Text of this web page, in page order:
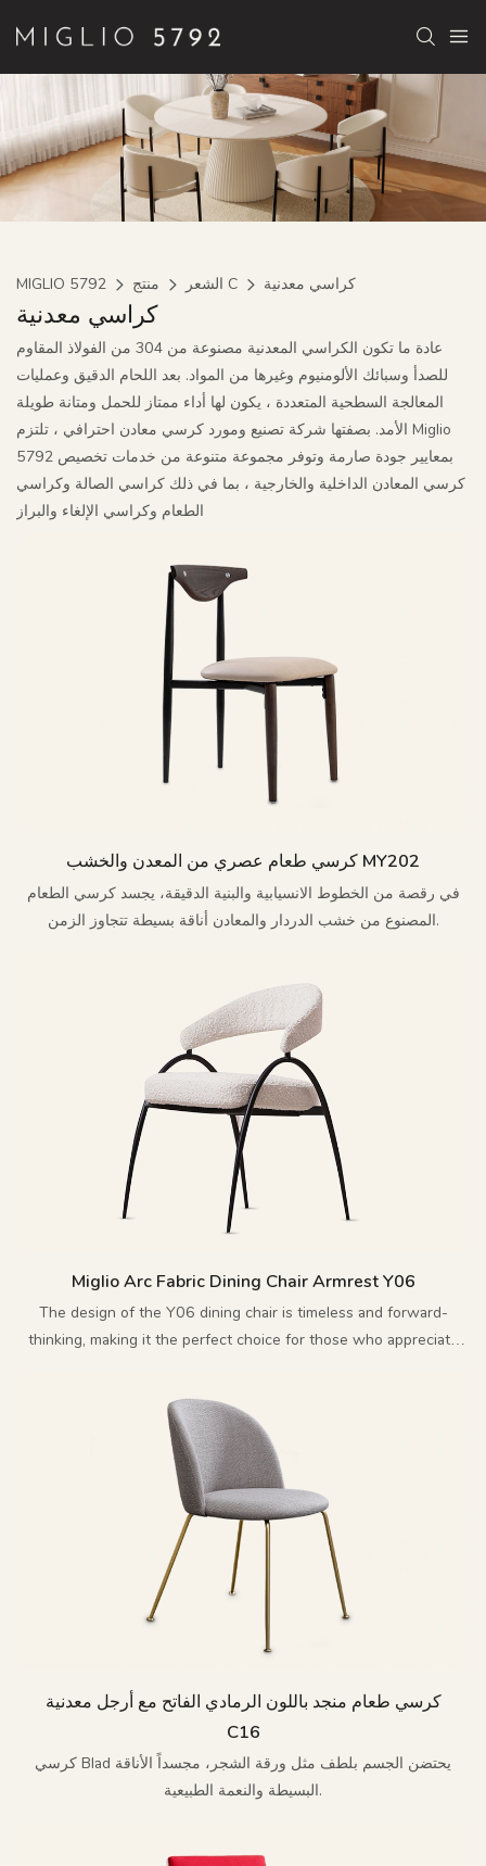
MIGLIO 5792 منتج الشعر C كراسي معدنية
كراسي معدنية
عادة ما تكون الكراسي المعدنية مصنوعة من 304 من الفولاذ المقاوم
للصدأ وسبائك الألومنيوم وغيرها من المواد. بعد اللحام الدقيق وعمليات
المعالجة السطحية المتعددة ، يكون لها أداء ممتاز للحمل ومتانة طويلة
الأمد. بصفتها شركة تصنيع ومورد كرسي معادن احترافي ، تلتزم Miglio
5792 بمعايير جودة صارمة وتوفر مجموعة متنوعة من خدمات تخصيص
كرسي المعادن الداخلية والخارجية ، بما في ذلك كراسي الصالة وكراسي
الطعام وكراسي الإلغاء والبراز
كرسي طعام عصري من المعدن والخشب MY202
في رقصة من الخطوط الانسيابية والبنية الدقيقة، يجسد كرسي الطعام
المصنوع من خشب الدردار والمعادن أناقة بسيطة تتجاوز الزمن.
Miglio Arc Fabric Dining Chair Armrest Y06
The design of the Y06 dining chair is timeless and forward-
thinking, making it the perfect choice for those who appreciate
كرسي طعام منجد باللون الرمادي الفاتح مع أرجل معدنية
C16
كرسي Blad يحتضن الجسم بلطف مثل ورقة الشجر، مجسداً الأناقة
البسيطة والنعمة الطبيعية.